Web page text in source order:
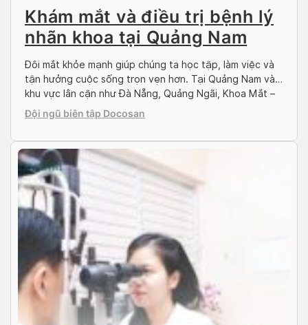
Khám mắt và điều trị bệnh lý
nhãn khoa tại Quảng Nam
Đôi mắt khỏe mạnh giúp chúng ta học tập, làm việc và
tận hưởng cuộc sống trọn vẹn hơn. Tại Quảng Nam và
khu vực lân cận như Đà Nẵng, Quảng Ngãi, Khoa Mắt –
Bệnh viện Sài Gòn Đa khoa Tam Kỳ là địa chỉ tin cậy
trong chẩn đoán, điều trị và chăm […]
Đội ngũ biên tập Docosan